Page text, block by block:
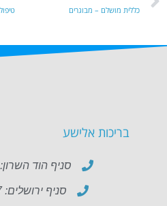
כללית מושלם – מבוגרים
בריכות אלישע
סניף הוד השרון: 09-953-7979
סניף ירושלים: 02-509-5577